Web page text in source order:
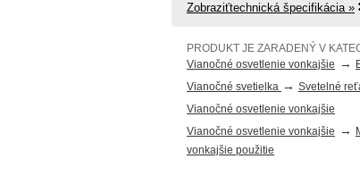
Zobraziťtechnická špecifikácia »
PRODUKT JE ZARADENÝ V
Vianočné osvetlenie vonkajšie →
Vianočné svetielka → Svetelné
Vianočné osvetlenie vonkajšie
Vianočné osvetlenie vonkajšie →
vonkajšie použitie